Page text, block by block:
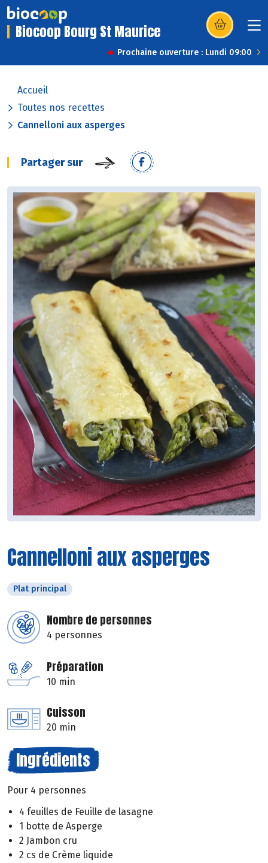
Biocoop Bourg St Maurice (s’ouvre dans
Prochaine ouverture : Lundi 09:00
Accueil
Toutes nos recettes
Cannelloni aux asperges
Partager sur
Cannelloni aux asperges
Plat principal
Nombre de personnes
4 personnes
Préparation
10 min
Cuisson
20 min
Ingrédients
Pour 4 personnes
4 feuilles de Feuille de lasagne
1 botte de Asperge
2 Jambon cru
2 cs de Crème liquide